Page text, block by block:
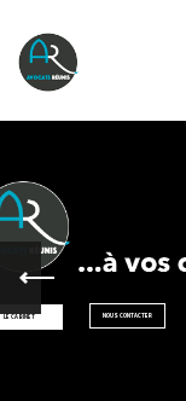
LE CABINET NOUS CONTACTER